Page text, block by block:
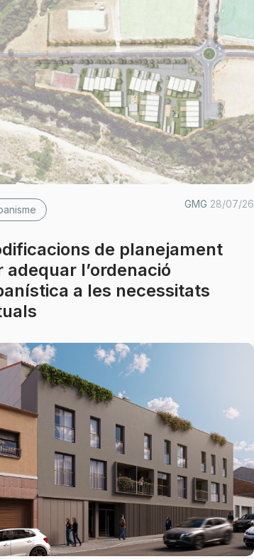
GMG 28/07/26
de planejament
adequar l’ordenació
a les necessitats